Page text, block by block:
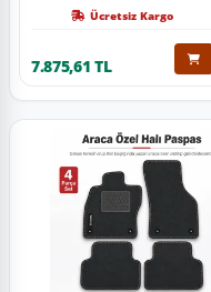
Ücretsiz Kargo
7.875,61 TL